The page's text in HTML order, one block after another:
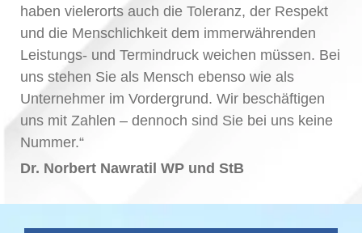
haben vielerorts auch die Toleranz, der Respekt
und die Menschlichkeit dem immerwährenden
Leistungs- und Termindruck weichen müssen. Bei
uns stehen Sie als Mensch ebenso wie als
Unternehmer im Vordergrund. Wir beschäftigen
uns mit Zahlen – dennoch sind Sie bei uns keine
Nummer.“
Dr. Norbert Nawratil WP und StB